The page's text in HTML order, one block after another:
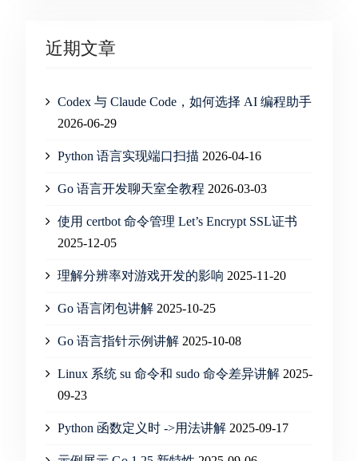
近期文章
Codex 与 Claude Code，如何选择 AI 编程助手
2026-06-29
Python 语言实现端口扫描 2026-04-16
Go 语言开发聊天室全教程 2026-03-03
使用 certbot 命令管理 Let’s Encrypt SSL证书
2025-12-05
理解分辨率对游戏开发的影响 2025-11-20
Go 语言闭包讲解 2025-10-25
Go 语言指针示例讲解 2025-10-08
Linux 系统 su 命令和 sudo 命令差异讲解 2025-
09-23
Python 函数定义时 ->用法讲解 2025-09-17